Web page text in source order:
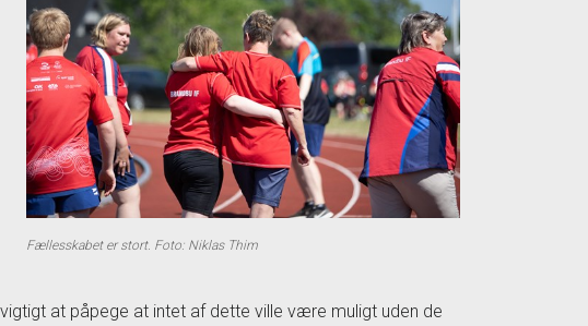
Fællesskabet er stort. Foto: Niklas Thim
at påpege at intet af dette ville være muligt uden de